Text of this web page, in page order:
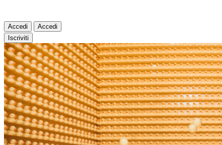
Accedi
Accedi
Iscriviti